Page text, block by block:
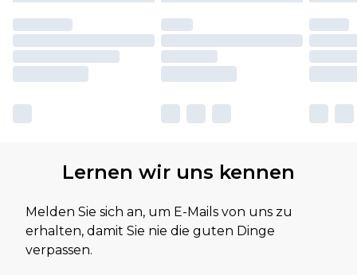
Lernen wir uns kennen
Melden Sie sich an, um E-Mails von uns zu
erhalten, damit Sie nie die guten Dinge
verpassen.